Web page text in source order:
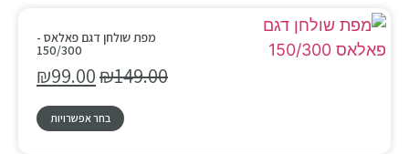
מפת שולחן דגם פאלאס -
150/300
₪149.00
₪99.00
בחר אפשרויות